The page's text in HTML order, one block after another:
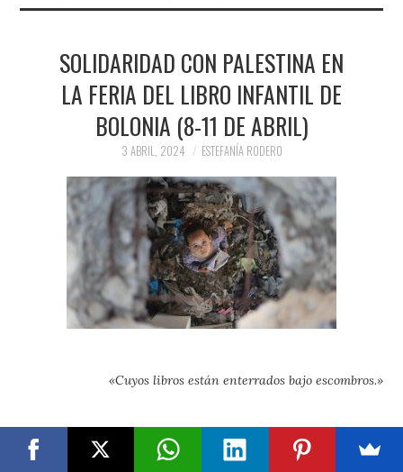
SOLIDARIDAD CON PALESTINA EN
LA FERIA DEL LIBRO INFANTIL DE
BOLONIA (8-11 DE ABRIL)
3 ABRIL, 2024 ESTEFANÍA RODERO
«Cuyos libros están enterrados bajo escombros.»
Puedes firmar la carta original en inglés aquíy acceder a
contenidos ampliados en el blog de referencia de literatura